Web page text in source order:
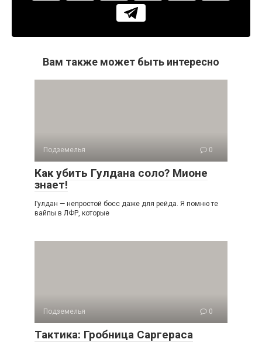
Вам также может быть интересно
Подземелья 0
Как убить Гулдана соло? Мионе
знает!
Гулдан — непростой босс даже для рейда. Я помню те
вайпы в ЛФР, которые
Подземелья 0
Тактика: Гробница Саргераса